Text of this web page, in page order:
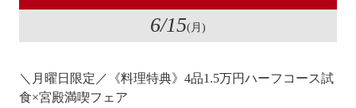
6/15(月)
＼月曜日限定／《料理特典》4品1.5万円ハーフコース試
食×宮殿満喫フェア